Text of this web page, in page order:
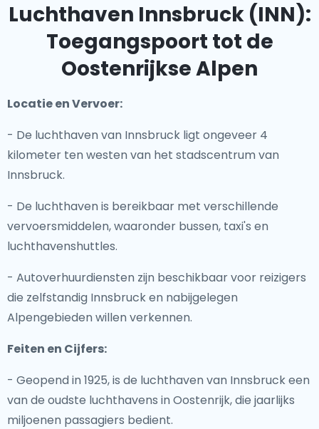
Luchthaven Innsbruck (INN):
Toegangspoort tot de
Oostenrijkse Alpen
Locatie en Vervoer:
- De luchthaven van Innsbruck ligt ongeveer 4
kilometer ten westen van het stadscentrum van
Innsbruck.
- De luchthaven is bereikbaar met verschillende
vervoersmiddelen, waaronder bussen, taxi's en
luchthavenshuttles.
- Autoverhuurdiensten zijn beschikbaar voor reizigers
die zelfstandig Innsbruck en nabijgelegen
Alpengebieden willen verkennen.
Feiten en Cijfers:
- Geopend in 1925, is de luchthaven van Innsbruck een
van de oudste luchthavens in Oostenrijk, die jaarlijks
miljoenen passagiers bedient.